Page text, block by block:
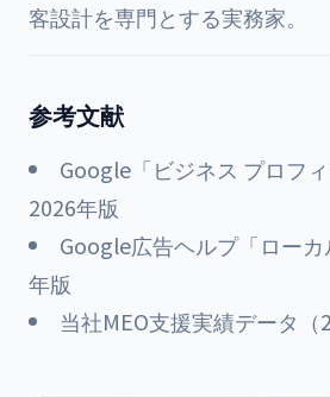
客設計を専門とする実務家。
参考文献
Google「ビジネス プロフィ
2026年版
Google広告ヘルプ「ロー
年版
当社MEO支援実績データ（